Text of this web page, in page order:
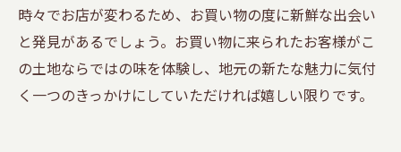
時々でお店が変わるため、お買い物の度に新鮮な出会い
と発見があるでしょう。お買い物に来られたお客様がこ
の土地ならではの味を体験し、地元の新たな魅力に気付
く一つのきっかけにしていただければ嬉しい限りです。